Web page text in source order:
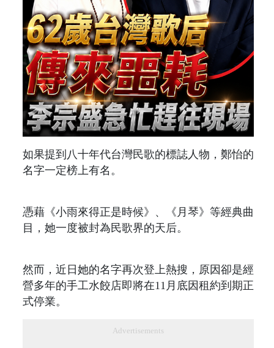
如果提到八十年代台灣民歌的標誌人物，鄭怡的
名字一定榜上有名。
憑藉《小雨來得正是時候》、《月琴》等經典曲
目，她一度被封為民歌界的天后。
然而，近日她的名字再次登上熱搜，原因卻是經
營多年的手工水餃店即將在11月底因租約到期正
式停業。
Advertisements